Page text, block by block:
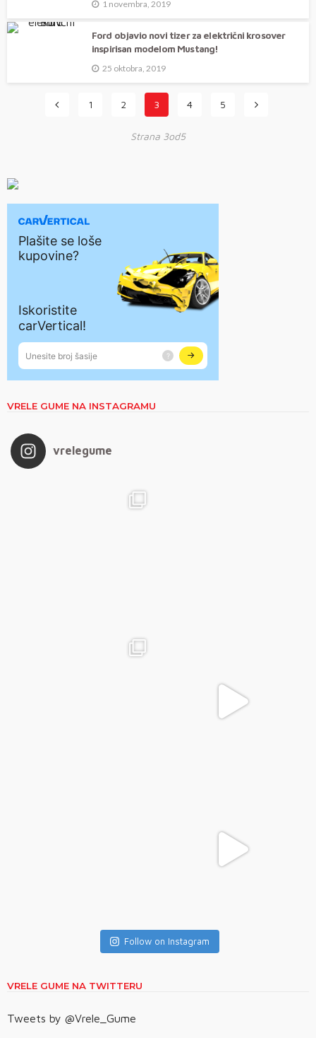
1 novembra, 2019
Ford objavio novi tizer za električni krosover
inspirisan modelom Mustang!
25 oktobra, 2019
1 2 3 4 5
Strana 3od5
VRELE GUME NA INSTAGRAMU
vrelegume
Follow on Instagram
VRELE GUME NA TWITTERU
Tweets by @Vrele_Gume